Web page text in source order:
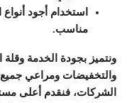
استخدام أجود
مناسب.
ونتميز بجودة الخدمة
والتخفيضات ومراعي
الشركات، فنقدم أعلى